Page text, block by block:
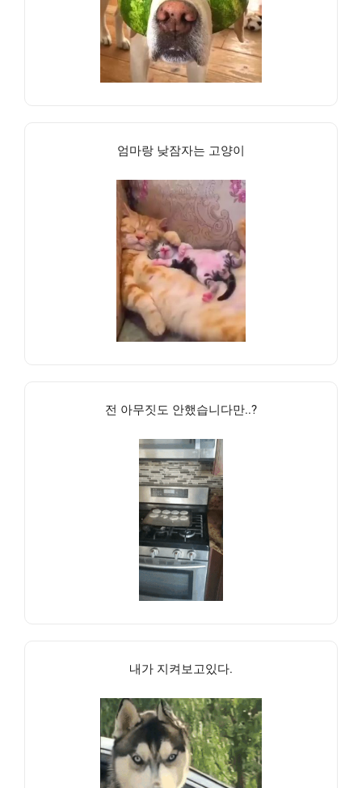
엄마랑 낮잠자는 고양이
전 아무짓도 안했습니다만..?
내가 지켜보고있다.